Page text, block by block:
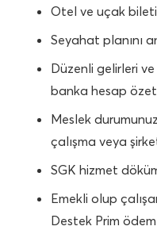
Otel ve uçak
Seyahat planını
Düzenli gelirleri
banka hesap
Meslek
çalışma veya
SGK hizmet
Emekli olup
Destek Prim